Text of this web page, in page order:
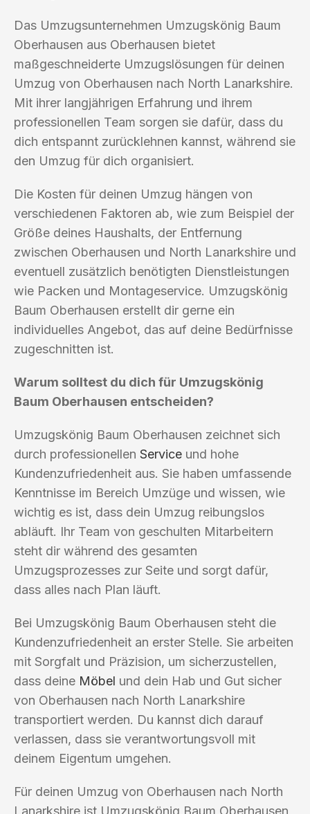
Das Umzugsunternehmen Umzugskönig Baum
Oberhausen aus Oberhausen bietet
maßgeschneiderte Umzugslösungen für deinen
Umzug von Oberhausen nach North Lanarkshire.
Mit ihrer langjährigen Erfahrung und ihrem
professionellen Team sorgen sie dafür, dass du
dich entspannt zurücklehnen kannst, während sie
den Umzug für dich organisiert.
Die Kosten für deinen Umzug hängen von
verschiedenen Faktoren ab, wie zum Beispiel der
Größe deines Haushalts, der Entfernung
zwischen Oberhausen und North Lanarkshire und
eventuell zusätzlich benötigten Dienstleistungen
wie Packen und Montageservice. Umzugskönig
Baum Oberhausen erstellt dir gerne ein
individuelles Angebot, das auf deine Bedürfnisse
zugeschnitten ist.
Warum solltest du dich für Umzugskönig
Baum Oberhausen entscheiden?
Umzugskönig Baum Oberhausen zeichnet sich
durch professionellen Service und hohe
Kundenzufriedenheit aus. Sie haben umfassende
Kenntnisse im Bereich Umzüge und wissen, wie
wichtig es ist, dass dein Umzug reibungslos
abläuft. Ihr Team von geschulten Mitarbeitern
steht dir während des gesamten
Umzugsprozesses zur Seite und sorgt dafür,
dass alles nach Plan läuft.
Bei Umzugskönig Baum Oberhausen steht die
Kundenzufriedenheit an erster Stelle. Sie arbeiten
mit Sorgfalt und Präzision, um sicherzustellen,
dass deine Möbel und dein Hab und Gut sicher
von Oberhausen nach North Lanarkshire
transportiert werden. Du kannst dich darauf
verlassen, dass sie verantwortungsvoll mit
deinem Eigentum umgehen.
Für deinen Umzug von Oberhausen nach North
Lanarkshire ist Umzugskönig Baum Oberhausen